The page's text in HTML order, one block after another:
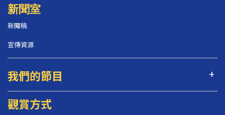
新聞室
新聞稿
宣傳資源
我們的節目
觀賞方式